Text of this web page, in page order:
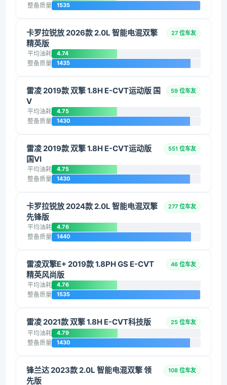
整备质量 1535
卡罗拉锐放 2026款 2.0L 智能电混双擎
精英版
27 位车友
平均油耗 4.74
整备质量 1435
雷凌 2019款 双擎 1.8H E-CVT运动版 国
V
59 位车友
平均油耗 4.75
整备质量 1430
雷凌 2019款 双擎 1.8H E-CVT运动版
国VI
551 位车友
平均油耗 4.75
整备质量 1430
卡罗拉锐放 2024款 2.0L 智能电混双擎
先锋版
277 位车友
平均油耗 4.76
整备质量 1440
雷凌双擎E+ 2019款 1.8PH GS E-CVT
精英风尚版
46 位车友
平均油耗 4.76
整备质量 1535
雷凌 2021款 双擎 1.8H E-CVT科技版 25 位车友
平均油耗 4.79
整备质量 1430
锋兰达 2023款 2.0L 智能电混双擎 领
先版
108 位车友